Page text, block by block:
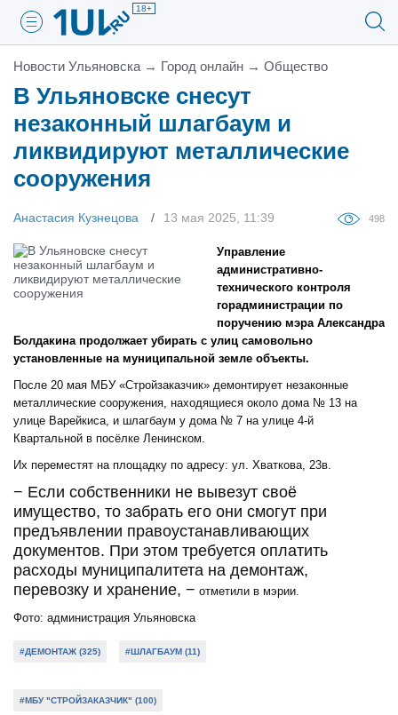
18+
Новости Ульяновска → Город онлайн → Общество
В Ульяновске снесут
незаконный шлагбаум и
ликвидируют металлические
сооружения
Анастасия Кузнецова 13 мая 2025, 11:39 498
Управление
административно-
технического контроля
горадминистрации по
поручению мэра Александра
Болдакина продолжает убирать с улиц самовольно
установленные на муниципальной земле объекты.
После 20 мая МБУ «Стройзаказчик» демонтирует незаконные
металлические сооружения, находящиеся около дома № 13 на
улице Варейкиса, и шлагбаум у дома № 7 на улице 4-й
Квартальной в посёлке Ленинском.
Их переместят на площадку по адресу: ул. Хваткова, 23в.
− Если собственники не вывезут своё
имущество, то забрать его они смогут при
предъявлении правоустанавливающих
документов. При этом требуется оплатить
расходы муниципалитета на демонтаж,
перевозку и хранение, − отметили в мэрии.
Фото: администрация Ульяновска
#ДЕМОНТАЖ (325) #ШЛАГБАУМ (11)
#МБУ "СТРОЙЗАКАЗЧИК" (100)